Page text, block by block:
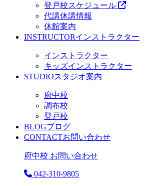
登戸校スケジュール
代講休講情報
休館案内
INSTRUCTORインストラクター
インストラクター
キッズインストラクター
STUDIOスタジオ案内
府中校
調布校
登戸校
BLOGブログ
CONTACTお問い合わせ
府中校 お問い合わせ
042-310-9805